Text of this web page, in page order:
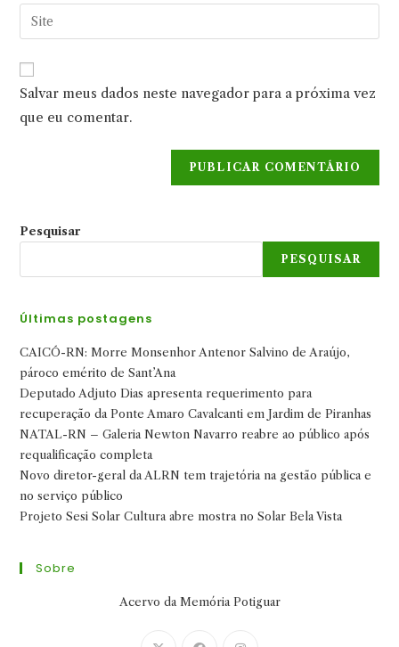
de
usuário
para
comentar
endereço
de
para
comentar
Digite
o
do
seu
site
Salvar meus dados neste navegador para a próxima vez
que eu comentar.
Pesquisar
PESQUISAR
Últimas postagens
CAICÓ-RN: Morre Monsenhor Antenor Salvino de Araújo,
pároco emérito de Sant’Ana
Deputado Adjuto Dias apresenta requerimento para
recuperação da Ponte Amaro Cavalcanti em Jardim de Piranhas
NATAL-RN – Galeria Newton Navarro reabre ao público após
requalificação completa
Novo diretor-geral da ALRN tem trajetória na gestão pública e
no serviço público
Projeto Sesi Solar Cultura abre mostra no Solar Bela Vista
Sobre
Acervo da Memória Potiguar
Abre
Abre